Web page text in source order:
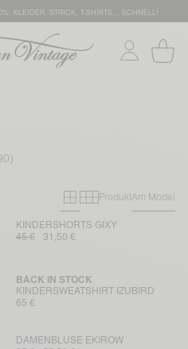
KLEIDER, STRICK, T-SHIRTS… SCHNELL!
Primary grid
Secondary
ProduktAm Model
KINDERSHORTS GIXY
45 €
31,50 €
KINDERSWEATSHIRT IZUBIRD
BACK IN STOCK
65 €
DAMENBLUSE EKIROW